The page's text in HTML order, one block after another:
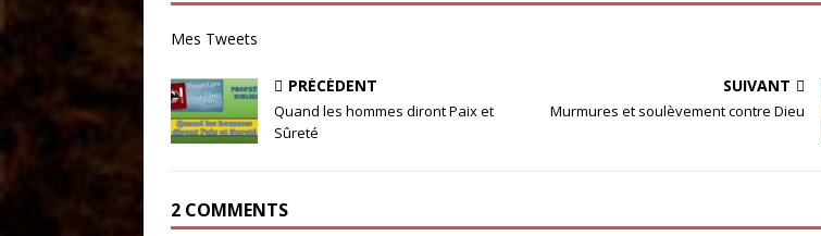
Mes Tweets
PRÉCÉDENT
Quand les hommes diront Paix et
Sûreté
SUIVANT
Murmures et soulèvement contre Dieu
2 COMMENTS